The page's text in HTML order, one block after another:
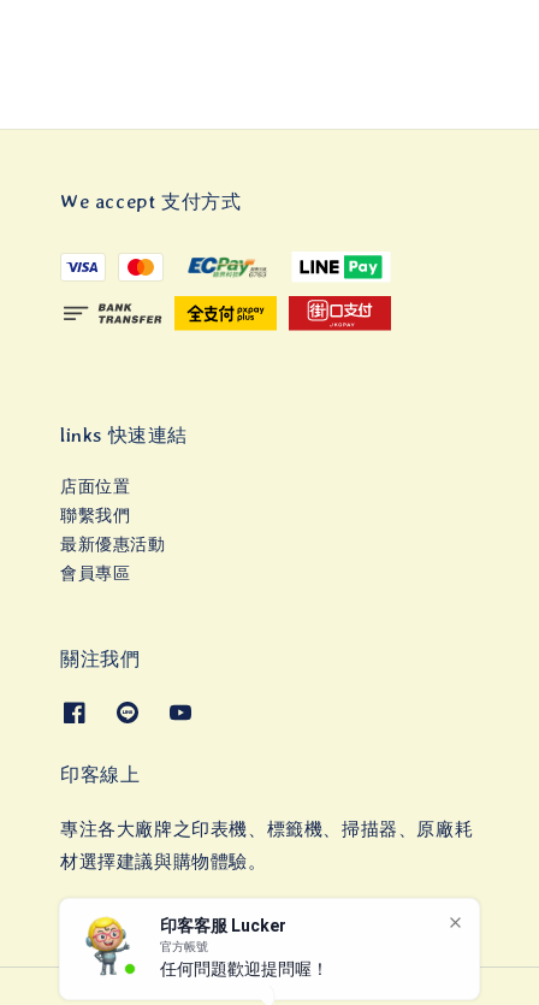
印客客服 Lucker
官方帳號
任何問題歡迎提問喔！
We accept 支付方式
links 快速連結
店面位置
聯繫我們
最新優惠活動
會員專區
關注我們
印客線上
專注各大廠牌之印表機、標籤機、掃描器、原廠耗
材選擇建議與購物體驗。